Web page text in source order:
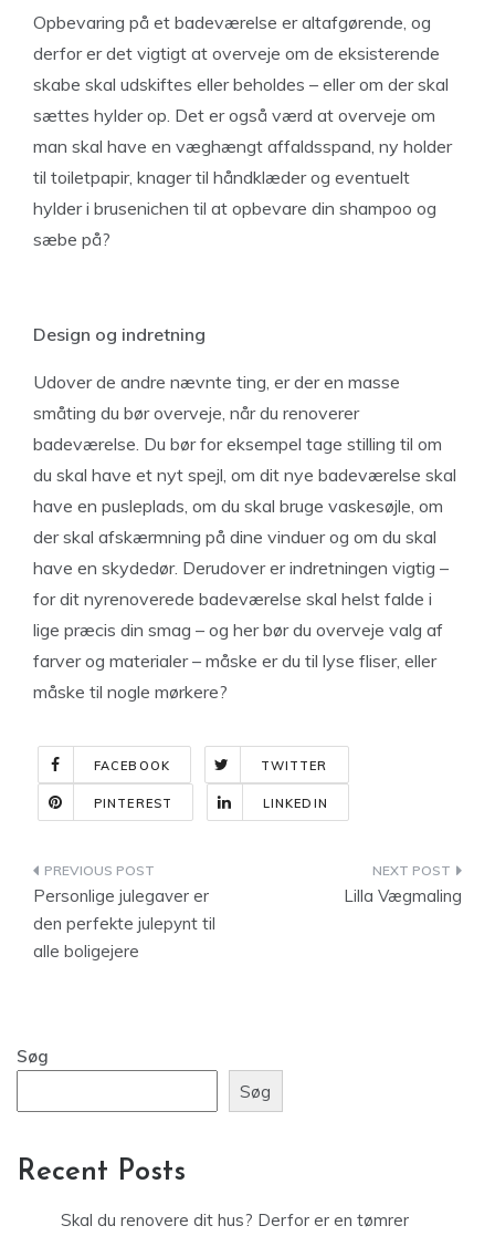
Opbevaring på et badeværelse er altafgørende, og
derfor er det vigtigt at overveje om de eksisterende
skabe skal udskiftes eller beholdes – eller om der skal
sættes hylder op. Det er også værd at overveje om
man skal have en væghængt affaldsspand, ny holder
til toiletpapir, knager til håndklæder og eventuelt
hylder i brusenichen til at opbevare din shampoo og
sæbe på?
Design og indretning
Udover de andre nævnte ting, er der en masse
småting du bør overveje, når du renoverer
badeværelse. Du bør for eksempel tage stilling til om
du skal have et nyt spejl, om dit nye badeværelse skal
have en pusleplads, om du skal bruge vaskesøjle, om
der skal afskærmning på dine vinduer og om du skal
have en skydedør. Derudover er indretningen vigtig –
for dit nyrenoverede badeværelse skal helst falde i
lige præcis din smag – og her bør du overveje valg af
farver og materialer – måske er du til lyse fliser, eller
måske til nogle mørkere?
FACEBOOK TWITTER
PINTEREST LINKEDIN
Indlægsnavigation
Personlige julegaver er
den perfekte julepynt til
alle boligejere
Lilla Vægmaling
Søg
Søg
Recent Posts
Skal du renovere dit hus? Derfor er en tømrer